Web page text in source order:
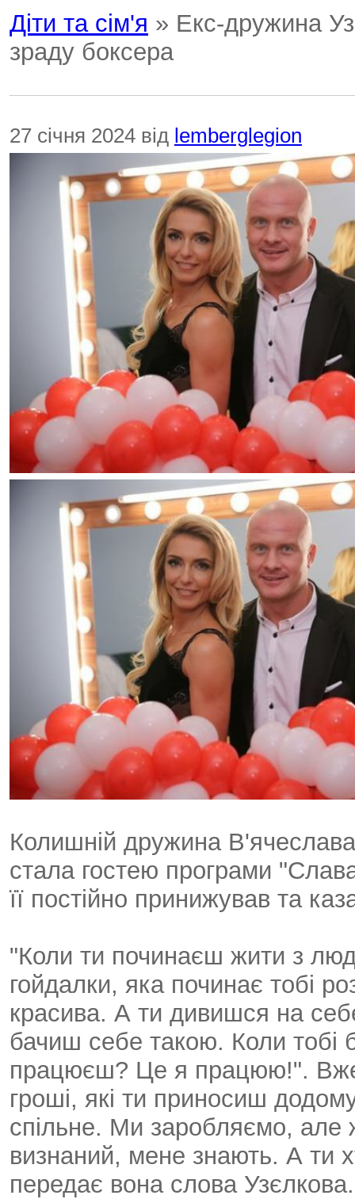
Діти та сім'я » Екс-дружина
зраду боксера
27 січня 2024 від lemberglegion
Колишній дружина
стала гостею програми
її постійно принижував та
"Коли ти починаєш жити з
гойдалки, яка починає тобі
красива. А ти дивишся на
бачиш себе такою. Коли тобі
працюєш? Це я працюю!". Вже
гроші, які ти приносиш
спільне. Ми заробляємо,
визнаний, мене знають. А ти
передає вона слова Узєлкова.